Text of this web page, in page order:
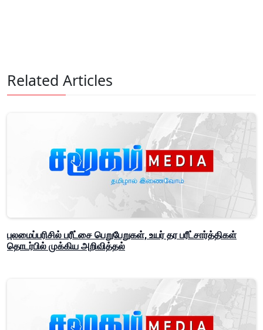
Related Articles
புலமைப்பரிசில் பரீட்சை பெறுபேறுகள், உயர் தர பரீட்சார்த்திகள்
தொடர்பில் முக்கிய அறிவித்தல்